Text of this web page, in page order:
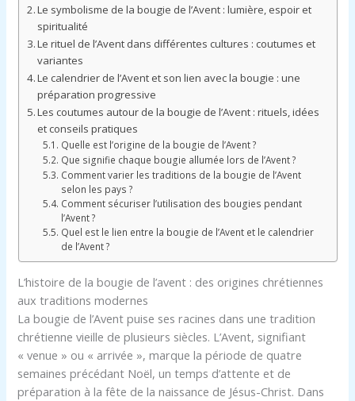
Le symbolisme de la bougie de l’Avent : lumière, espoir et
spiritualité
Le rituel de l’Avent dans différentes cultures : coutumes et
variantes
Le calendrier de l’Avent et son lien avec la bougie : une
préparation progressive
Les coutumes autour de la bougie de l’Avent : rituels, idées
et conseils pratiques
Quelle est l’origine de la bougie de l’Avent ?
Que signifie chaque bougie allumée lors de l’Avent ?
Comment varier les traditions de la bougie de l’Avent
selon les pays ?
Comment sécuriser l’utilisation des bougies pendant
l’Avent ?
Quel est le lien entre la bougie de l’Avent et le calendrier
de l’Avent ?
L’histoire de la bougie de l’avent : des origines chrétiennes
aux traditions modernes
La bougie de l’Avent puise ses racines dans une tradition
chrétienne vieille de plusieurs siècles. L’Avent, signifiant
« venue » ou « arrivée », marque la période de quatre
semaines précédant Noël, un temps d’attente et de
préparation à la fête de la naissance de Jésus-Christ. Dans